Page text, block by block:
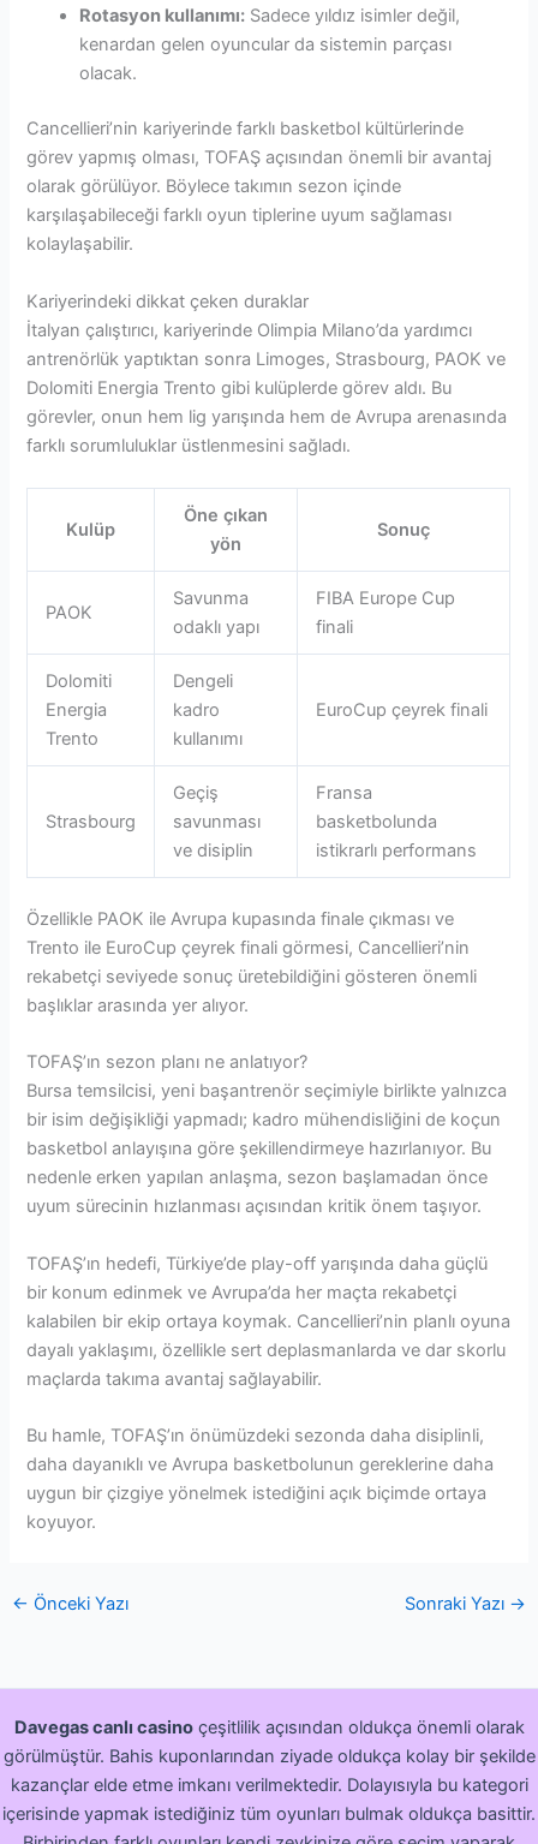
Rotasyon kullanımı: Sadece yıldız isimler değil,
kenardan gelen oyuncular da sistemin parçası
olacak.
Cancellieri’nin kariyerinde farklı basketbol kültürlerinde
görev yapmış olması, TOFAŞ açısından önemli bir avantaj
olarak görülüyor. Böylece takımın sezon içinde
karşılaşabileceği farklı oyun tiplerine uyum sağlaması
kolaylaşabilir.
Kariyerindeki dikkat çeken duraklar
İtalyan çalıştırıcı, kariyerinde Olimpia Milano’da yardımcı
antrenörlük yaptıktan sonra Limoges, Strasbourg, PAOK ve
Dolomiti Energia Trento gibi kulüplerde görev aldı. Bu
görevler, onun hem lig yarışında hem de Avrupa arenasında
farklı sorumluluklar üstlenmesini sağladı.
Kulüp
Öne çıkan
yön
Sonuç
PAOK
Savunma
odaklı yapı
FIBA Europe Cup
finali
Dolomiti
Energia
Trento
Dengeli
kadro
kullanımı
EuroCup çeyrek finali
Strasbourg
Geçiş
savunması
ve disiplin
Fransa
basketbolunda
istikrarlı performans
Özellikle PAOK ile Avrupa kupasında finale çıkması ve
Trento ile EuroCup çeyrek finali görmesi, Cancellieri’nin
rekabetçi seviyede sonuç üretebildiğini gösteren önemli
başlıklar arasında yer alıyor.
TOFAŞ’ın sezon planı ne anlatıyor?
Bursa temsilcisi, yeni başantrenör seçimiyle birlikte yalnızca
bir isim değişikliği yapmadı; kadro mühendisliğini de koçun
basketbol anlayışına göre şekillendirmeye hazırlanıyor. Bu
nedenle erken yapılan anlaşma, sezon başlamadan önce
uyum sürecinin hızlanması açısından kritik önem taşıyor.
TOFAŞ’ın hedefi, Türkiye’de play-off yarışında daha güçlü
bir konum edinmek ve Avrupa’da her maçta rekabetçi
kalabilen bir ekip ortaya koymak. Cancellieri’nin planlı oyuna
dayalı yaklaşımı, özellikle sert deplasmanlarda ve dar skorlu
maçlarda takıma avantaj sağlayabilir.
Bu hamle, TOFAŞ’ın önümüzdeki sezonda daha disiplinli,
daha dayanıklı ve Avrupa basketbolunun gereklerine daha
uygun bir çizgiye yönelmek istediğini açık biçimde ortaya
koyuyor.
← Önceki Yazı Sonraki Yazı →
Davegas canlı casinoçeşitlilik açısından oldukça önemli olarak
görülmüştür. Bahis kuponlarından ziyade oldukça kolay bir şekilde
kazançlar elde etme imkanı verilmektedir. Dolayısıyla bu kategori
içerisinde yapmak istediğiniz tüm oyunları bulmak oldukça basittir.